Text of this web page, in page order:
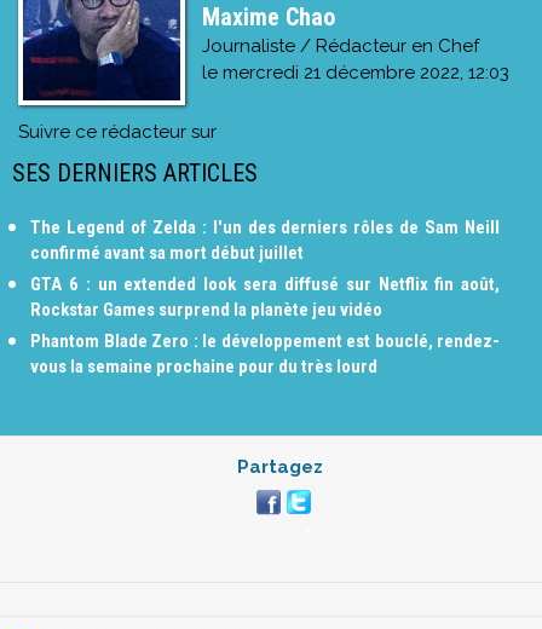
Maxime Chao
Journaliste / Rédacteur en Chef
le mercredi 21 décembre 2022, 12:03
Suivre ce rédacteur sur
SES DERNIERS ARTICLES
The Legend of Zelda : l'un des derniers rôles de Sam Neill
confirmé avant sa mort début juillet
GTA 6 : un extended look sera diffusé sur Netflix fin août,
Rockstar Games surprend la planète jeu vidéo
Phantom Blade Zero : le développement est bouclé, rendez-
vous la semaine prochaine pour du très lourd
Partagez